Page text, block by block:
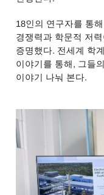
18인의 연구자를 통
경쟁력과 학문적 저
증명했다. 전세계 학
이야기를 통해 , 그들
이야기 나눠 본다.